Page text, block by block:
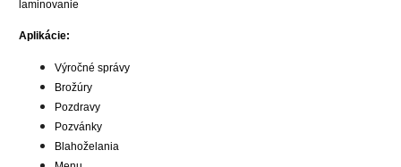
laminovanie
Aplikácie:
Výročné správy
Brožúry
Pozdravy
Pozvánky
Blahoželania